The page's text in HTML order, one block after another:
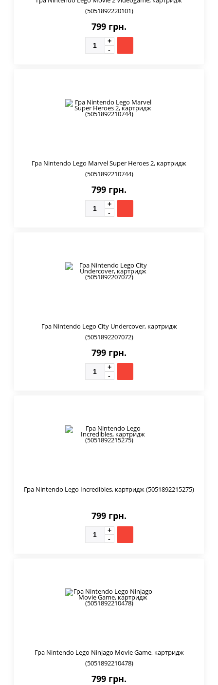
(5051892220101)
799 грн.
Гра Nintendo Lego Marvel Super Heroes 2, картридж
(5051892210744)
799 грн.
Гра Nintendo Lego City Undercover, картридж
(5051892207072)
799 грн.
Гра Nintendo Lego Incredibles, картридж (5051892215275)
799 грн.
Гра Nintendo Lego Ninjago Movie Game, картридж
(5051892210478)
799 грн.